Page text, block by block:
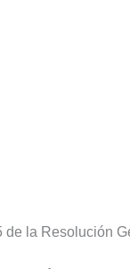
la Resolución